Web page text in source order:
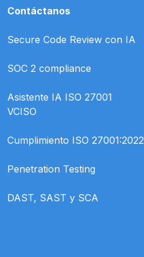
Contáctanos
Secure Code Review con IA
SOC 2 compliance
Asistente IA ISO 27001
VCISO
Cumplimiento ISO 27001:2022
Penetration Testing
DAST, SAST y SCA